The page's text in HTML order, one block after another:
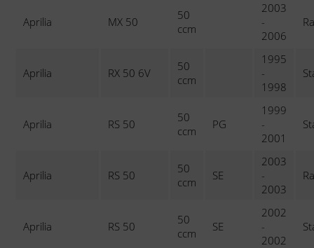
Aprilia MX 50
50
ccm
2003
-
2006
Aprilia RX 50 6V
50
ccm
1995
-
1998
Aprilia RS 50
50
ccm
PG
1999
-
2001
Aprilia RS 50
50
ccm
SE
2003
-
2003
Aprilia RS 50
50
ccm
SE
2002
-
2002